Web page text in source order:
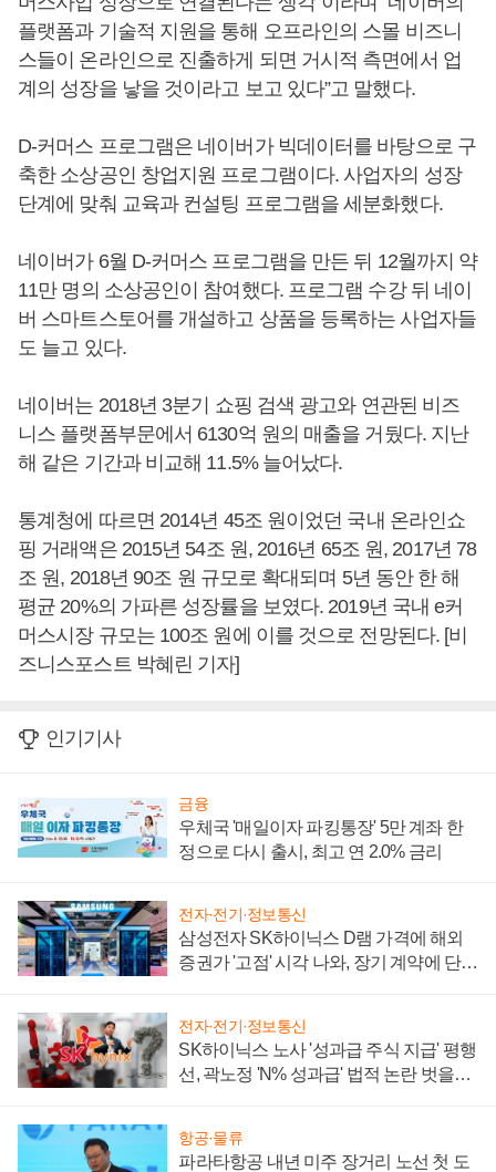
플랫폼과 기술적 지원을 통해 오프라인의 스몰 비즈니
스들이 온라인으로 진출하게 되면 거시적 측면에서 업
계의 성장을 낳을 것이라고 보고 있다”고 말했다.
D-커머스 프로그램은 네이버가 빅데이터를 바탕으로 구
축한 소상공인 창업지원 프로그램이다. 사업자의 성장
단계에 맞춰 교육과 컨설팅 프로그램을 세분화했다.
네이버가 6월 D-커머스 프로그램을 만든 뒤 12월까지 약
11만 명의 소상공인이 참여했다. 프로그램 수강 뒤 네이
버 스마트스토어를 개설하고 상품을 등록하는 사업자들
도 늘고 있다.
네이버는 2018년 3분기 쇼핑 검색 광고와 연관된 비즈
니스 플랫폼부문에서 6130억 원의 매출을 거뒀다. 지난
해 같은 기간과 비교해 11.5% 늘어났다.
통계청에 따르면 2014년 45조 원이었던 국내 온라인쇼
핑 거래액은 2015년 54조 원, 2016년 65조 원, 2017년 78
조 원, 2018년 90조 원 규모로 확대되며 5년 동안 한 해
평균 20%의 가파른 성장률을 보였다. 2019년 국내 e커
머스시장 규모는 100조 원에 이를 것으로 전망된다. [비
즈니스포스트 박혜린 기자]
인기기사
금융
우체국 '매일이자 파킹통장' 5만 계좌 한
정으로 다시 출시, 최고 연 2.0% 금리
전자·전기·정보통신
삼성전자 SK하이닉스 D램 가격에 해외
증권가 '고점' 시각 나와, 장기 계약에 단점
전자·전기·정보통신
SK하이닉스 노사 '성과급 주식 지급' 평행
선, 곽노정 'N% 성과급' 법적 논란 벗을지
항공·물류
파라타항공 내년 미주 장거리 노선 첫 도